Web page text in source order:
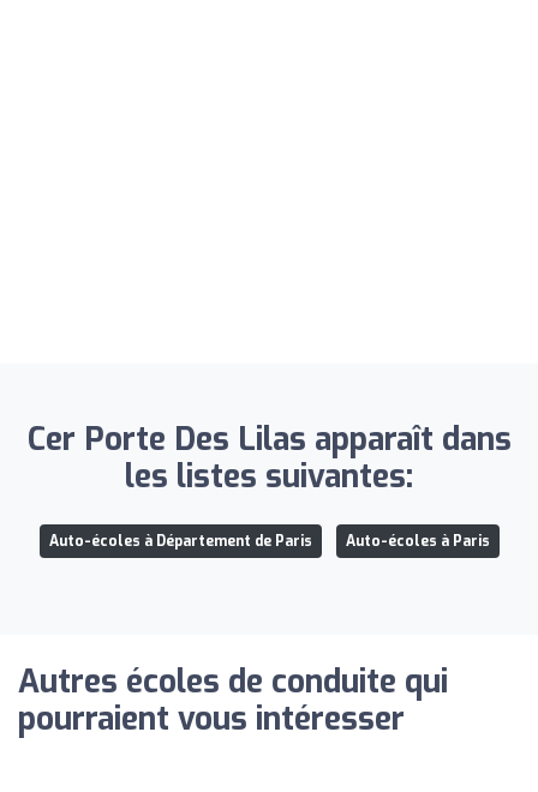
Cer Porte Des Lilas apparaît dans
les listes suivantes:
Auto-écoles à Département de Paris Auto-écoles à Paris
Autres écoles de conduite qui
pourraient vous intéresser